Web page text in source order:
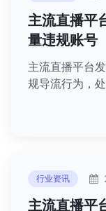
主流直播平
量违规账号
主流直播平台
规导流行为，
行业资讯
主流直播平